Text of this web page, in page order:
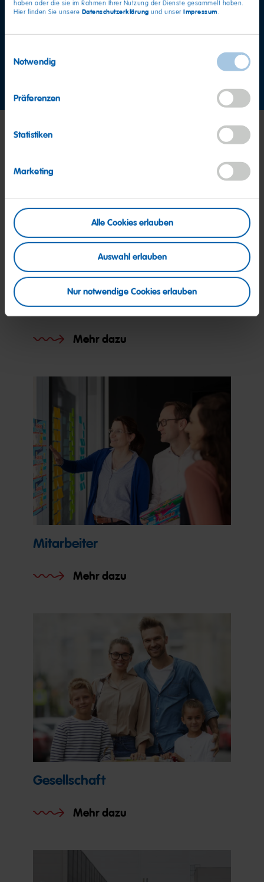
haben oder die sie im Rahmen Ihrer Nutzung der Dienste gesammelt haben.
Hier finden Sie unsere Datenschutzerklärung und unser Impressum.
Notwendig
Präferenzen
Statistiken
Marketing
Alle Cookies erlauben
Auswahl erlauben
Nur notwendige Cookies erlauben
Weitere Fragen?
Organisation
Mehr dazu
Mitarbeiter
Mehr dazu
Gesellschaft
Mehr dazu